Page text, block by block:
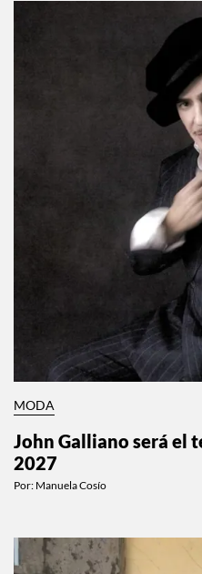
MODA
John Galliano será el
2027
Por: Manuela Cosío